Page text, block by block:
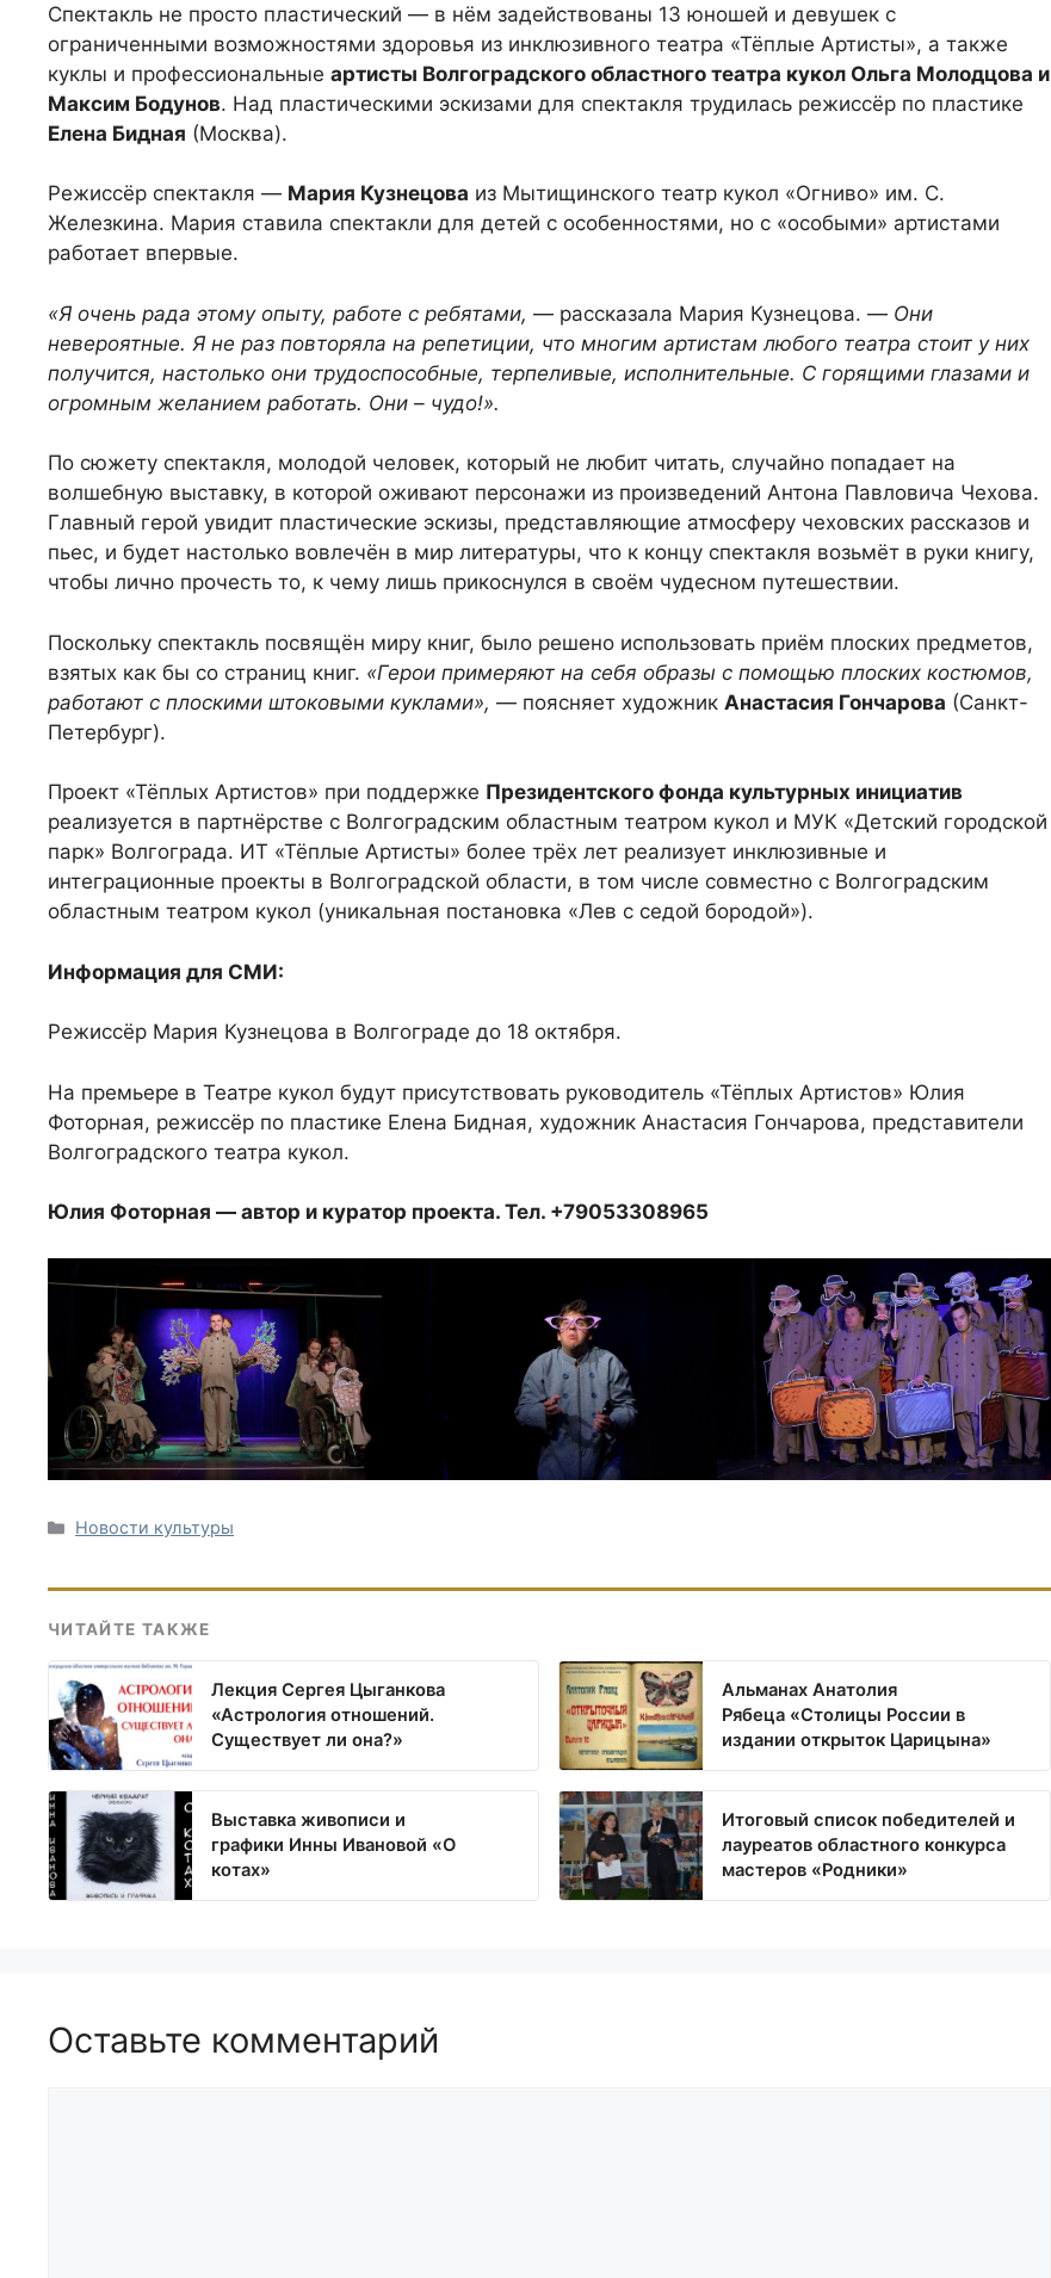
Спектакль не просто пластический — в нём задействованы 13 юношей и девушек с
ограниченными возможностями здоровья из инклюзивного театра «Тёплые Артисты», а также
куклы и профессиональные артисты Волгоградского областного театра кукол Ольга Молодцова и
Максим Бодунов. Над пластическими эскизами для спектакля трудилась режиссёр по пластике
Елена Бидная (Москва).
Режиссёр спектакля — Мария Кузнецова из Мытищинского театр кукол «Огниво» им. С.
Железкина. Мария ставила спектакли для детей с особенностями, но с «особыми» артистами
работает впервые.
«Я очень рада этому опыту, работе с ребятами, — рассказала Мария Кузнецова. — Они
невероятные. Я не раз повторяла на репетиции, что многим артистам любого театра стоит у них
получится, настолько они трудоспособные, терпеливые, исполнительные. С горящими глазами и
огромным желанием работать. Они – чудо!».
По сюжету спектакля, молодой человек, который не любит читать, случайно попадает на
волшебную выставку, в которой оживают персонажи из произведений Антона Павловича Чехова.
Главный герой увидит пластические эскизы, представляющие атмосферу чеховских рассказов и
пьес, и будет настолько вовлечён в мир литературы, что к концу спектакля возьмёт в руки книгу,
чтобы лично прочесть то, к чему лишь прикоснулся в своём чудесном путешествии.
Поскольку спектакль посвящён миру книг, было решено использовать приём плоских предметов,
взятых как бы со страниц книг. «Герои примеряют на себя образы с помощью плоских костюмов,
работают с плоскими штоковыми куклами», — поясняет художник Анастасия Гончарова (Санкт-
Петербург).
Проект «Тёплых Артистов» при поддержке Президентского фонда культурных инициатив
реализуется в партнёрстве с Волгоградским областным театром кукол и МУК «Детский городской
парк» Волгограда. ИТ «Тёплые Артисты» более трёх лет реализует инклюзивные и
интеграционные проекты в Волгоградской области, в том числе совместно с Волгоградским
областным театром кукол (уникальная постановка «Лев с седой бородой»).
Информация для СМИ:
Режиссёр Мария Кузнецова в Волгограде до 18 октября.
На премьере в Театре кукол будут присутствовать руководитель «Тёплых Артистов» Юлия
Фоторная, режиссёр по пластике Елена Бидная, художник Анастасия Гончарова, представители
Волгоградского театра кукол.
Юлия Фоторная — автор и куратор проекта. Тел. +79053308965
Рубрики
Новости культуры
ЧИТАЙТЕ ТАКЖЕ
Лекция Сергея Цыганкова
«Астрология отношений.
Существует ли она?»
Альманах Анатолия
Рябеца «Столицы России в
издании открыток Царицына»
Выставка живописи и
графики Инны Ивановой «О
котах»
Итоговый список победителей и
лауреатов областного конкурса
мастеров «Родники»
Оставьте комментарий